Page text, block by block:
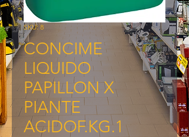
SKU: 8
CONCIME
LIQUIDO
PAPILLON X
PIANTE
ACIDOF.KG.1